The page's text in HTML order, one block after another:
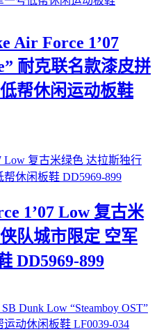
Air Force 1’07
耐克联名款漆皮拼
帮休闲运动板鞋
1’07 Low 复古米
队城市限定 空军
DD5969-899